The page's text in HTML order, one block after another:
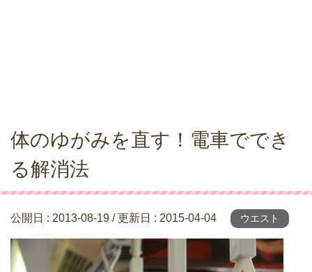
体のゆがみを直す！電車ででき
る解消法
公開日 : 2013-08-19 / 更新日 : 2015-04-04 ウエスト